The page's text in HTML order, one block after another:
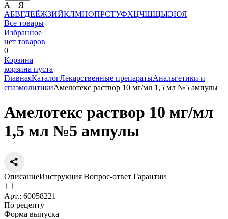
А—Я
АБВГДЕЁЖЗИЙКЛМНОПРСТУФХЦЧШЩЫЭЮЯ
Все товары
Избранное
нет товаров
0
Корзина
корзина пуста
ГлавнаяКаталогЛекарственные препаратыАнальгетики и
спазмолитикиАмелотекс раствор 10 мг/мл 1,5 мл №5 ампулы
Амелотекс раствор 10 мг/мл
1,5 мл №5 ампулы
ОписаниеИнструкция Вопрос-ответ Гарантии
Арт.: 60058221
По рецепту
Форма выпуска